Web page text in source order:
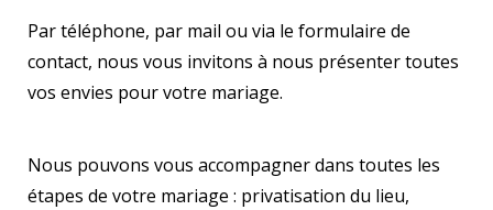
Par téléphone, par mail ou via le formulaire de
contact, nous vous invitons à nous présenter toutes
vos envies pour votre mariage.
Nous pouvons vous accompagner dans toutes les
étapes de votre mariage : privatisation du lieu,